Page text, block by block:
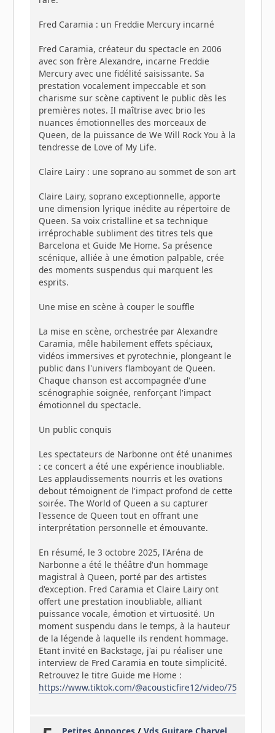
Fred Caramia : un Freddie Mercury incarné
Fred Caramia, créateur du spectacle en 2006
avec son frère Alexandre, incarne Freddie
Mercury avec une fidélité saisissante. Sa
prestation vocalement impeccable et son
charisme sur scène captivent le public dès les
premières notes. Il maîtrise avec brio les
nuances émotionnelles des morceaux de
Queen, de la puissance de We Will Rock You à la
tendresse de Love of My Life.
Claire Lairy : une soprano au sommet de son art
Claire Lairy, soprano exceptionnelle, apporte
une dimension lyrique inédite au répertoire de
Queen. Sa voix cristalline et sa technique
irréprochable subliment des titres tels que
Barcelona et Guide Me Home. Sa présence
scénique, alliée à une émotion palpable, crée
des moments suspendus qui marquent les
esprits.
Une mise en scène à couper le souffle
La mise en scène, orchestrée par Alexandre
Caramia, mêle habilement effets spéciaux,
vidéos immersives et pyrotechnie, plongeant le
public dans l'univers flamboyant de Queen.
Chaque chanson est accompagnée d'une
scénographie soignée, renforçant l'impact
émotionnel du spectacle.
Un public conquis
Les spectateurs de Narbonne ont été unanimes
: ce concert a été une expérience inoubliable.
Les applaudissements nourris et les ovations
debout témoignent de l'impact profond de cette
soirée. The World of Queen a su capturer
l'essence de Queen tout en offrant une
interprétation personnelle et émouvante.
En résumé, le 3 octobre 2025, l'Aréna de
Narbonne a été le théâtre d'un hommage
magistral à Queen, porté par des artistes
d'exception. Fred Caramia et Claire Lairy ont
offert une prestation inoubliable, alliant
puissance vocale, émotion et virtuosité. Un
moment suspendu dans le temps, à la hauteur
de la légende à laquelle ils rendent hommage.
Etant invité en Backstage, j'ai pu réaliser une
interview de Fred Caramia en toute simplicité.
Retrouvez le titre Guide me Home :
https://www.tiktok.com/@acousticfire12/video/